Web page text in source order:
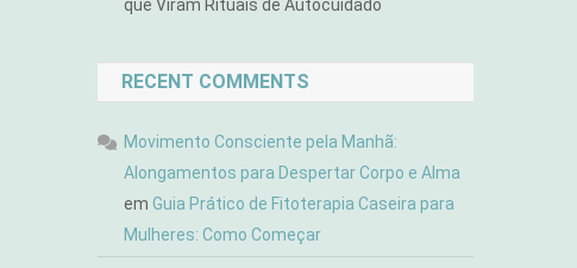
que Viram Rituais de Autocuidado
RECENT COMMENTS
Movimento Consciente pela Manhã:
Alongamentos para Despertar Corpo e Alma
emGuia Prático de Fitoterapia Caseira para
Mulheres: Como Começar